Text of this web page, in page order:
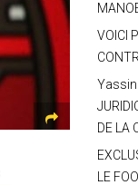
VOICI
Yassin
DE LA
LE